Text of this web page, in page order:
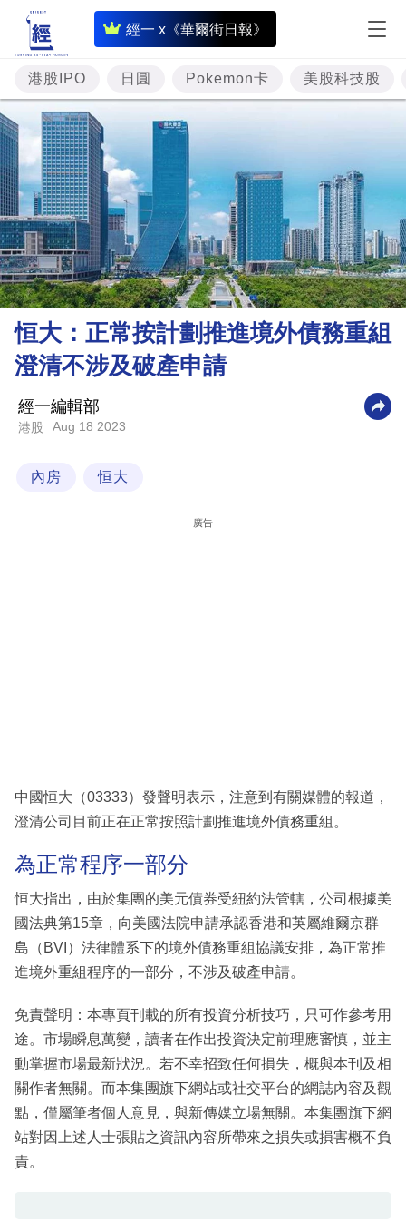
經一 x《華爾街日報》
即
時
財
經
題
投
資
樓
市
理
財
商
科
區
港股IPO 日圓 Pokemon卡 美股科技股
恒大：正常按計劃推進境外債務重組
澄清不涉及破產申請
經一編輯部
港股 Aug 18 2023
內房 恒大
廣告
中國恒大（03333）發聲明表示，注意到有關媒體的報道，
澄清公司目前正在正常按照計劃推進境外債務重組。
為正常程序一部分
恒大指出，由於集團的美元債券受紐約法管轄，公司根據美
國法典第15章，向美國法院申請承認香港和英屬維爾京群
島（BVI）法律體系下的境外債務重組協議安排，為正常推
進境外重組程序的一部分，不涉及破產申請。
免責聲明：本專頁刊載的所有投資分析技巧，只可作參考用
途。市場瞬息萬變，讀者在作出投資決定前理應審慎，並主
動掌握市場最新狀況。若不幸招致任何損失，概與本刊及相
關作者無關。而本集團旗下網站或社交平台的網誌內容及觀
點，僅屬筆者個人意見，與新傳媒立場無關。本集團旗下網
站對因上述人士張貼之資訊內容所帶來之損失或損害概不負
責。